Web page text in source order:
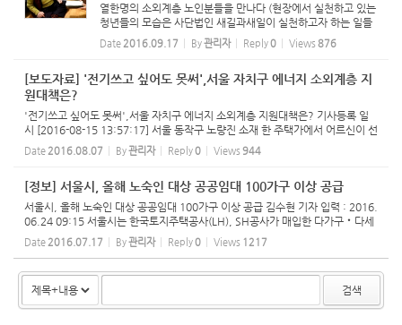
열한명의 소외계층 노인분들을 만나다 (현장에서 실천하고 있는
청년들의 모습은 사단법인 새길과새일이 실천하고자 하는 일들
입니다.)
Date 2016.09.17 By관리자 Reply0 Views 876
[보도자료] '전기쓰고 싶어도 못써',서울 자치구 에너지 소외계층 지
원대책은?
'전기쓰고 싶어도 못써',서울 자치구 에너지 소외계층 지원대책은? 기사등록 일
시 [2016-08-15 13:57:17] 서울 동작구 노량진 소재 한 주택가에서 어르신이 선
풍기가 없어 부채로 더위를 식히고 있다. 2016.08.15. (사진 = 동작구 제공) ph
oto@newsis....
Date 2016.08.07 By관리자 Reply0 Views 944
[정보] 서울시, 올해 노숙인 대상 공공임대 100가구 이상 공급
서울시, 올해 노숙인 대상 공공임대 100가구 이상 공급 김수현 기자 입력 : 2016.
06.24 09:15 서울시는 한국토지주택공사(LH), SH공사가 매입한 다가구‧다세
대 주택을 시세 30% 수준의 보증금과 월세로 최장 20년간 공급하는 공공임대주
택을 올해 노숙인을 상...
Date 2016.07.17 By관리자 Reply0 Views 1217
검색